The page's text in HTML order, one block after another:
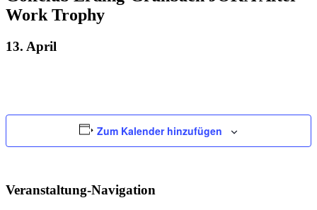
Work Trophy
13. April
Zum Kalender hinzufügen
Veranstaltung-Navigation